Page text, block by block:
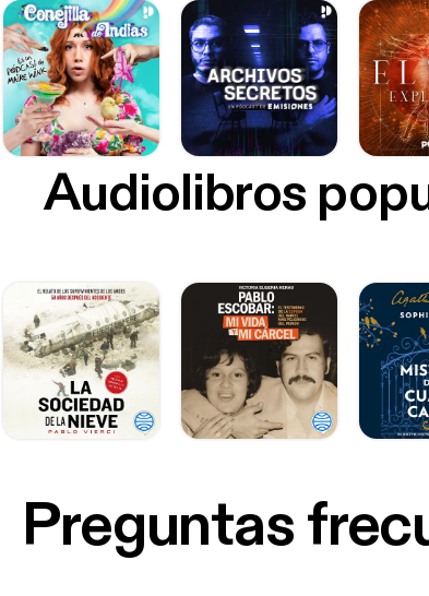
Audiolibros
Preguntas